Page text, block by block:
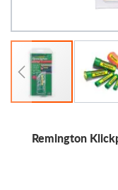
Remington